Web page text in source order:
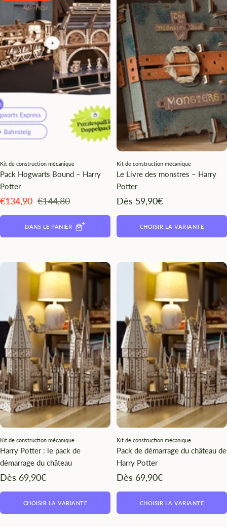
¡
Kit de construction mécanique
Pack Hogwarts Bound – Harry
Potter
Angebotspreis
€134,90 Regulärer
€144,80
DANS LE PANIER
Kit de construction mécanique
Le Livre des monstres – Harry
Potter
Angebotspreis
Dès 59,90€
CHOISIR LA VARIANTE
Kit de construction mécanique
Harry Potter : le pack de
démarrage du château
Angebotspreis
Dès 69,90€
CHOISIR LA VARIANTE
Kit de construction mécanique
Pack de démarrage du château de
Harry Potter
Angebotspreis
Dès 69,90€
CHOISIR LA VARIANTE